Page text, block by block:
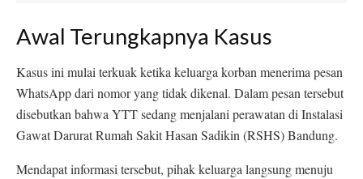
Awal Terungkapnya Kasus
Kasus ini mulai terkuak ketika keluarga korban menerima pesan
WhatsApp dari nomor yang tidak dikenal. Dalam pesan tersebut
disebutkan bahwa YTT sedang menjalani perawatan di Instalasi
Gawat Darurat Rumah Sakit Hasan Sadikin (RSHS) Bandung.
Mendapat informasi tersebut, pihak keluarga langsung menuju